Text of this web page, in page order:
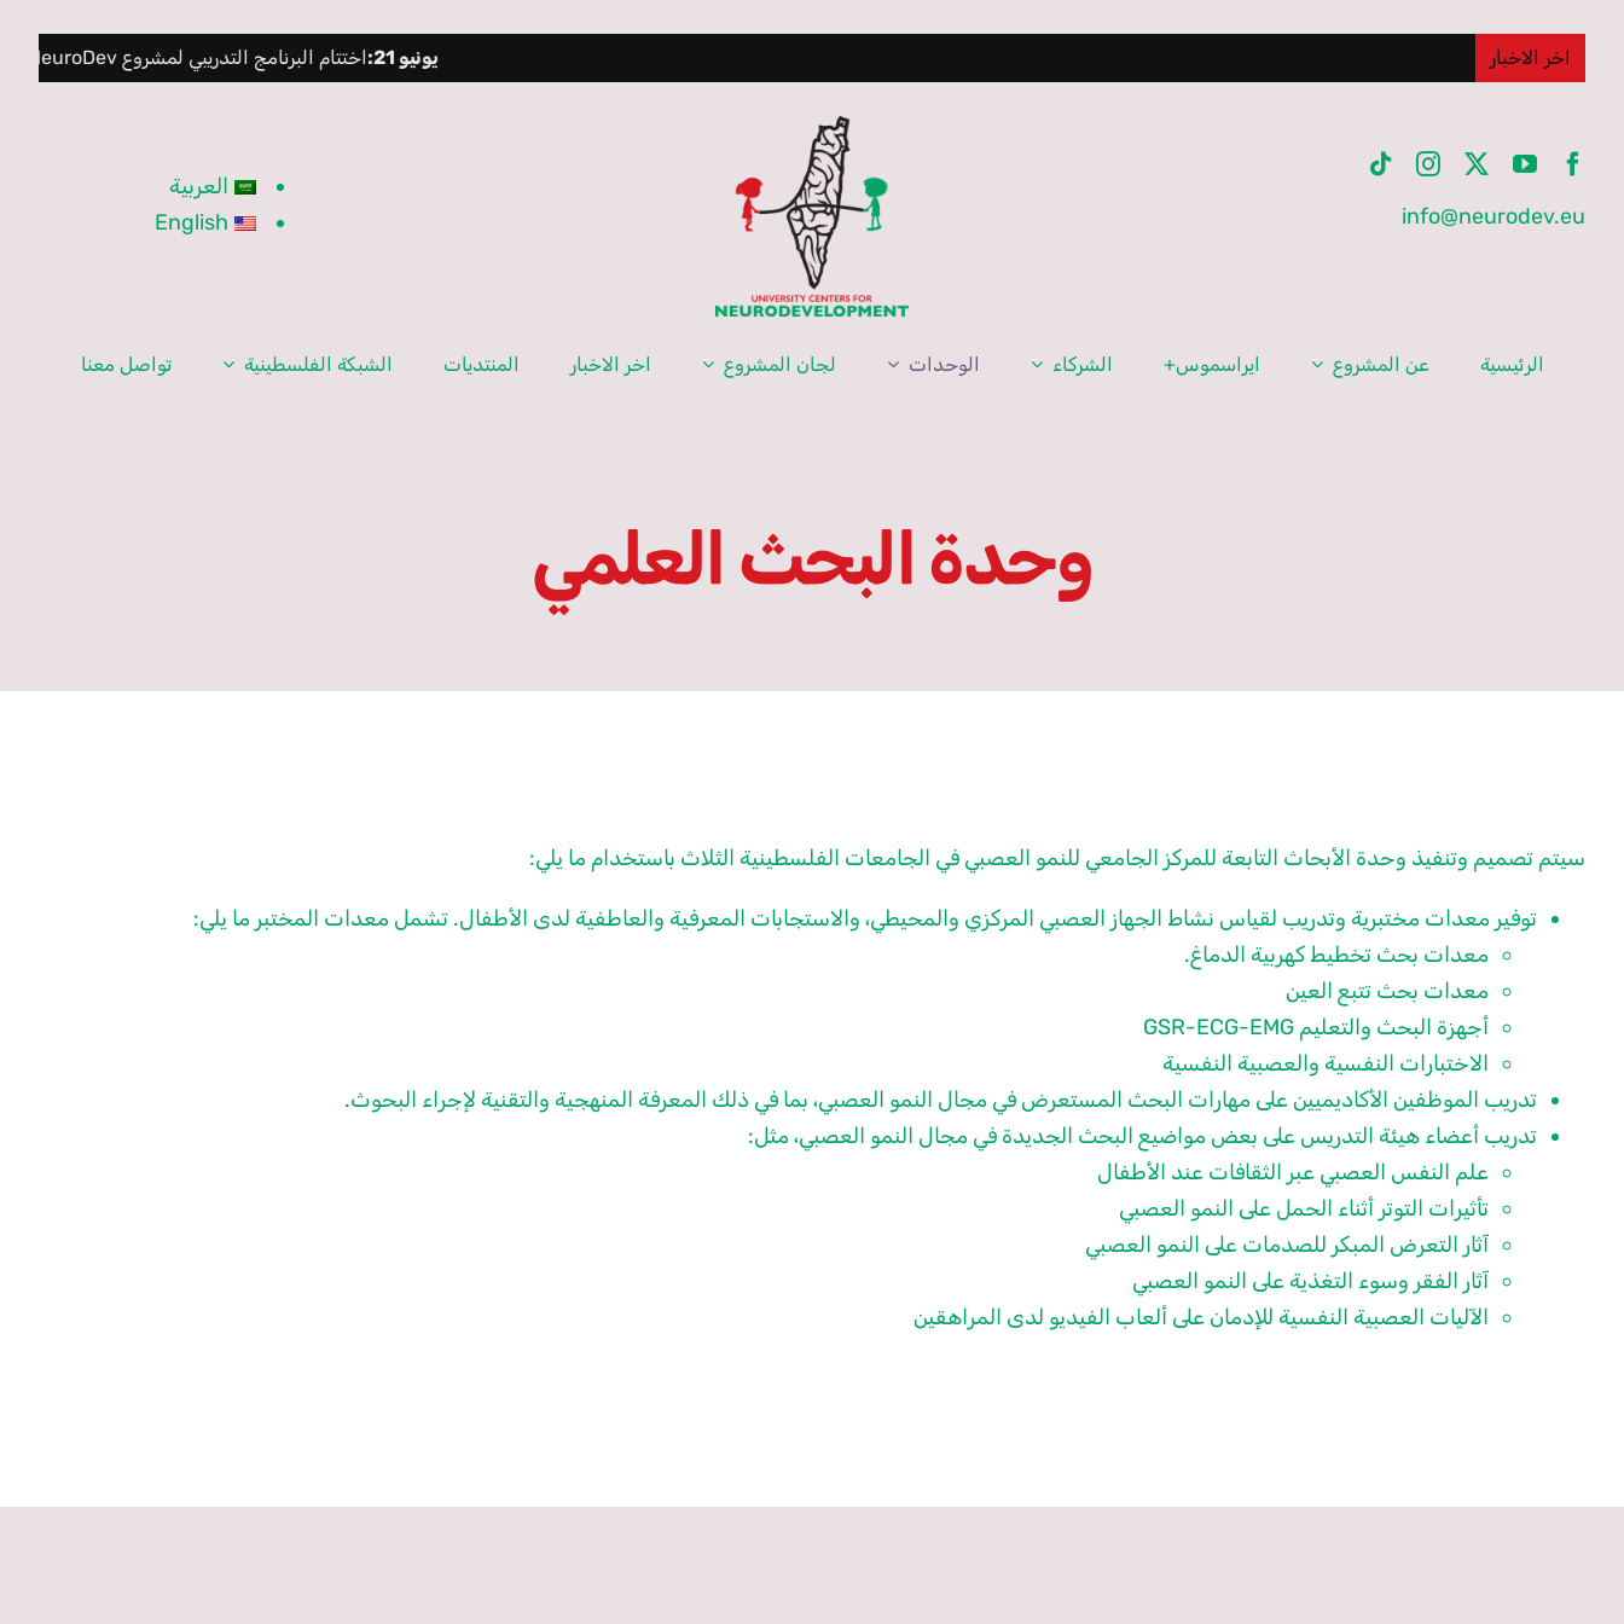
content
اخر الاخبار يونيو 21: اختتام البرنامج التدريبي لمشروع NeuroDev في فرنسا
info@neurodev.eu
العربية
English
الرئيسية عن المشروع ايراسموس+ الشركاء الوحدات لجان المشروع اخر الاخبار المنتديات الشبكة الفلسطينية تواصل معنا
وحدة البحث العلمي
سيتم تصميم وتنفيذ وحدة الأبحاث التابعة للمركز الجامعي للنمو العصبي في الجامعات الفلسطينية الثلاث باستخدام ما يلي:
توفير معدات مختبرية وتدريب لقياس نشاط الجهاز العصبي المركزي والمحيطي، والاستجابات المعرفية والعاطفية لدى الأطفال. تشمل معدات المختبر ما يلي:
معدات بحث تخطيط كهربية الدماغ.
معدات بحث تتبع العين
أجهزة البحث والتعليم GSR-ECG-EMG
الاختبارات النفسية والعصبية النفسية
تدريب الموظفين الأكاديميين على مهارات البحث المستعرض في مجال النمو العصبي، بما في ذلك المعرفة المنهجية والتقنية لإجراء البحوث.
تدريب أعضاء هيئة التدريس على بعض مواضيع البحث الجديدة في مجال النمو العصبي، مثل:
علم النفس العصبي عبر الثقافات عند الأطفال
تأثيرات التوتر أثناء الحمل على النمو العصبي
آثار التعرض المبكر للصدمات على النمو العصبي
آثار الفقر وسوء التغذية على النمو العصبي
الآليات العصبية النفسية للإدمان على ألعاب الفيديو لدى المراهقين